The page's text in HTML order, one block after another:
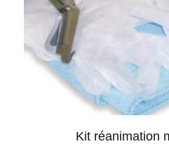
Kit réanimation